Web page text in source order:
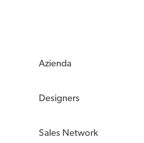
Azienda
Designers
Sales Network